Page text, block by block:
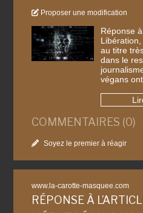
Proposer une modification
Réponse
au titre
dans le
végans
COMMENTAIRES (0)
Soyez le premier à réagir
www.la-carotte-masquee.com
RÉPONSE À